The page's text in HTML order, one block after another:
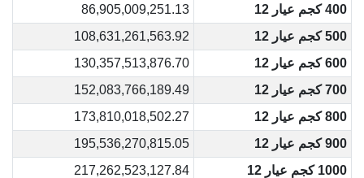
400 كجم عيار 12
86,905,009,251.13
500 كجم عيار 12
108,631,261,563.92
600 كجم عيار 12
130,357,513,876.70
700 كجم عيار 12
152,083,766,189.49
800 كجم عيار 12
173,810,018,502.27
900 كجم عيار 12
195,536,270,815.05
1000 كجم عيار 12
217,262,523,127.84